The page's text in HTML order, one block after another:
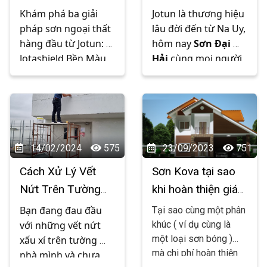
ngừa và khắc phục các
vấn đề này. Mời các
bạn theo dõi nhé !
bạn.
Thất Jotun
Khám phá ba giải
pháp sơn ngoại thất
hàng đầu từ Jotun:
Jotashield Bền Màu
Tối Ưu, Jotun Chống
và Jotun Tough
Shield - bảo vệ tối ưu
cho ngôi nhà của
bạn. Xin mời quý vị
cùng tìm hiểu với
Sơn Đại Hải bằng bài
viết dưới đây nhé !
Essence Dễ Lau
Chùi
Jotun là thương hiệu
lâu đời đến từ Na Uy,
hôm nay Sơn Đại
Hải cùng mọi người
tìm hiểu về ba dòng
Jotun - Majestic,
Essence Che Phủ Tối
Đa, và Essence Dễ
Lau Chùi - giải pháp
không gian sống
bằng bài chia sẻ
dưới đây nhé
14/02/2024 575
Cách Xử Lý Vết
Nứt Trên Tường
Nhà Hiệu Quả
Bạn đang đau đầu
với những vết nứt
xấu xí trên tường
nhà mình và chưa
23/09/2023 751
Sơn Kova tại sao
khi hoàn thiện giá
lại cao hơn so với
các hãng sơn
khác?
Tại sao cùng một phân
khúc ( ví dụ cùng là
một loại sơn bóng )
mà chi phí hoàn thiện